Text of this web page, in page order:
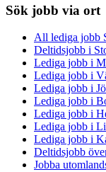
Sök jobb via ort
All lediga jobb
Deltidsjobb i
Lediga jobb i
Lediga jobb i
Lediga jobb i
Lediga jobb i
Lediga jobb i
Lediga jobb i
Lediga jobb i
Deltidsjobb
Jobba